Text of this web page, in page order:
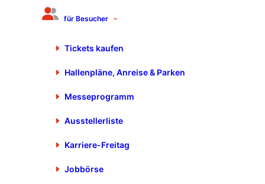
für Besucher
Tickets kaufen
Hallenpläne, Anreise & Parken
Messeprogramm
Ausstellerliste
Karriere-Freitag
Jobbörse
Highlight Aussteller-Forum